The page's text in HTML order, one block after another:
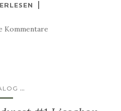
Kommentare
...